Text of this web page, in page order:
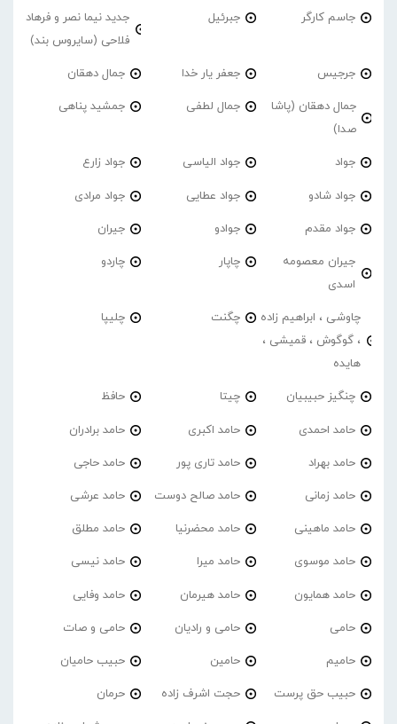
جاسم کارگر جبرئیل
جدید نیما نصر و فرهاد
فلاحی (سایروس بند)
جرجیس جعفر یار خدا جمال دهقان
جمال دهقان (پاشا
صدا)
جمال لطفی جمشید پناهی
جواد جواد الیاسی جواد زارع
جواد شادو جواد عطایی جواد مرادی
جواد مقدم جوادو جیران
جیران معصومه
اسدی
چاپار چاردو
چاوشی ، ابراهیم زاده
، گوگوش ، قمیشی ،
هایده
چگنت چلیپا
چنگیز حبیبیان چیتا حافظ
حامد احمدی حامد اکبری حامد برادران
حامد بهراد حامد تاری پور حامد حاجی
حامد زمانی حامد صالح دوست حامد عرشی
حامد ماهینی حامد محضرنیا حامد مطلق
حامد موسوی حامد میرا حامد نیسی
حامد همایون حامد هیرمان حامد وفایی
حامی حامی و رادیان حامی و صات
حامیم حامین حبیب حامیان
حبیب حق پرست حجت اشرف زاده حرمان